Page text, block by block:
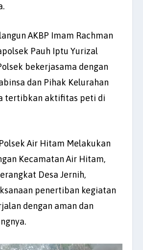
AKBP Imam Rachman
Pauh Iptu Yurizal
bekerjasama dengan
dan Pihak Kelurahan
tertibkan aktifitas peti di
Air Hitam Melakukan
Kecamatan Air Hitam,
Desa Jernih,
penertiban kegiatan
dengan aman dan